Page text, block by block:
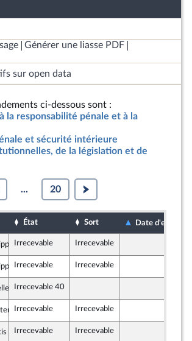
Générer une liasse PDF
sur open data
ci-dessous sont :
la responsabilité pénale et à la
et sécurité intérieure
de la législation et de
... 20
État Sort Date d'examen
Irrecevable Irrecevable
Irrecevable Irrecevable
Ménard
Irrecevable 40
Irrecevable Irrecevable
Irrecevable Irrecevable